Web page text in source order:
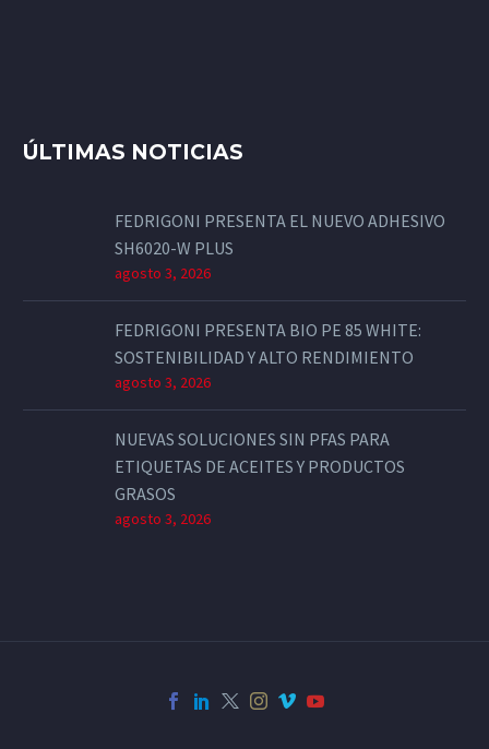
ÚLTIMAS NOTICIAS
FEDRIGONI PRESENTA EL NUEVO ADHESIVO
SH6020-W PLUS
agosto 3, 2026
FEDRIGONI PRESENTA BIO PE 85 WHITE:
SOSTENIBILIDAD Y ALTO RENDIMIENTO
agosto 3, 2026
NUEVAS SOLUCIONES SIN PFAS PARA
ETIQUETAS DE ACEITES Y PRODUCTOS
GRASOS
agosto 3, 2026